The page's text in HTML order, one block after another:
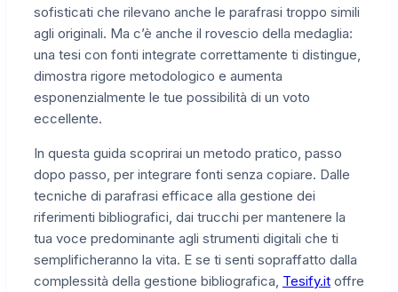
sofisticati che rilevano anche le parafrasi troppo simili
agli originali. Ma c’è anche il rovescio della medaglia:
una tesi con fonti integrate correttamente ti distingue,
dimostra rigore metodologico e aumenta
esponenzialmente le tue possibilità di un voto
eccellente.
In questa guida scoprirai un metodo pratico, passo
dopo passo, per integrare fonti senza copiare. Dalle
tecniche di parafrasi efficace alla gestione dei
riferimenti bibliografici, dai trucchi per mantenere la
tua voce predominante agli strumenti digitali che ti
semplificheranno la vita. E se ti senti sopraffatto dalla
complessità della gestione bibliografica, Tesify.it offre